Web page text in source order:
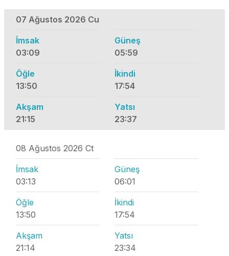
07 Ağustos 2026 Cu
İmsak
03:09
Güneş
05:59
Öğle
13:50
İkindi
17:54
Akşam
21:15
Yatsı
23:37
08 Ağustos 2026 Ct
İmsak
03:13
Güneş
06:01
Öğle
13:50
İkindi
17:54
Akşam
21:14
Yatsı
23:34